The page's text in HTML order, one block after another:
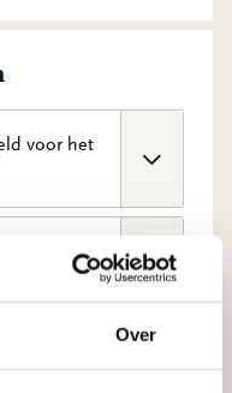
Over
voor het
bos met een
onder de
Niet alleen een
struiken,
te doen,